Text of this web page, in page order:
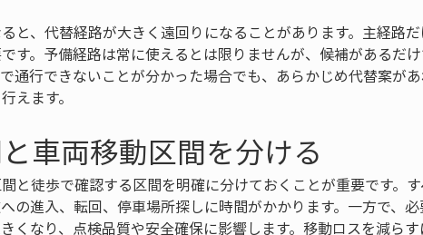
と、代替経路が大きく遠回りになることがあります。主経路
す。予備経路は常に使えるとは限りませんが、候補があるだ
通行できないことが分かった場合でも、あらかじめ代替案が
えます。
車両移動区間を分ける
と徒歩で確認する区間を明確に分けておくことが重要です。す
の進入、転回、停車場所探しに時間がかかります。一方で、
くなり、点検品質や安全確保に影響します。移動ロスを減らす